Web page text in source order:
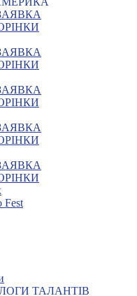
Fest
ТАЛАНТІВ